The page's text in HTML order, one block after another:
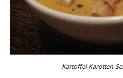
Kartoffel-Karotten-